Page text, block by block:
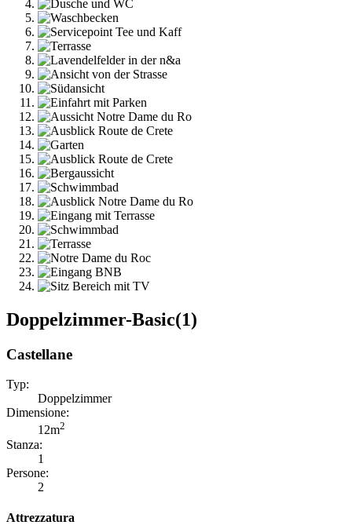
Doppelzimmer-Basic(1)
Castellane
Typ:
Doppelzimmer
Dimensione:
12m2
Stanza:
1
Persone:
2
Attrezzatura